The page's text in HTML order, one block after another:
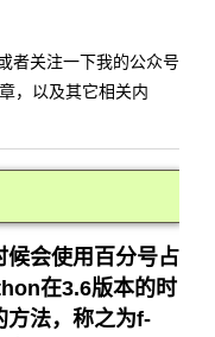
者关注一下我的公众号
，以及其它相关内
候会使用百分号占
在3.6版本的时
方法，称之为f-